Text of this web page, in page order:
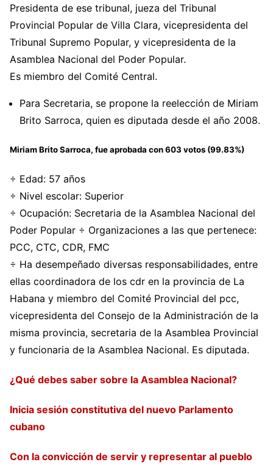
Presidenta de ese tribunal, jueza del Tribunal
Provincial Popular de Villa Clara, vicepresidenta del
Tribunal Supremo Popular, y vicepresidenta de la
Asamblea Nacional del Poder Popular.
Es miembro del Comité Central.
Para Secretaria, se propone la reelección de Miriam
Brito Sarroca, quien es diputada desde el año 2008.
Miriam Brito Sarroca, fue aprobada con603 votos (99.83%)
÷ Edad: 57 años
÷ Nivel escolar: Superior
÷ Ocupación: Secretaria de la Asamblea Nacional del
Poder Popular ÷ Organizaciones a las que pertenece:
PCC, CTC, CDR, FMC
÷ Ha desempeñado diversas responsabilidades, entre
ellas coordinadora de los cdr en la provincia de La
Habana y miembro del Comité Provincial del pcc,
vicepresidenta del Consejo de la Administración de la
misma provincia, secretaria de la Asamblea Provincial
y funcionaria de la Asamblea Nacional. Es diputada.
¿Qué debes saber sobre la Asamblea Nacional?
Inicia sesión constitutiva del nuevo Parlamento
cubano
Con la convicción de servir y representar al pueblo